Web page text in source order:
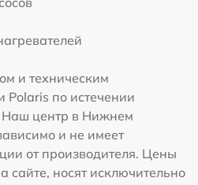
и техническим
Polaris по истечении
Наш центр в Нижнем
и не имеет
от производителя. Цены
сайте, носят исключительно